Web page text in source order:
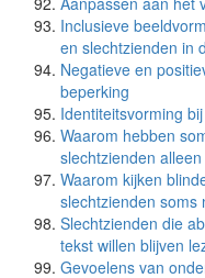
Inclusieve
en slechtzienden in
Negatieve en
beperking
Identiteitsvorming
Waarom hebben
slechtzienden
Waarom kijken
slechtzienden soms
Slechtzienden die
tekst willen blijven
Gevoelens van